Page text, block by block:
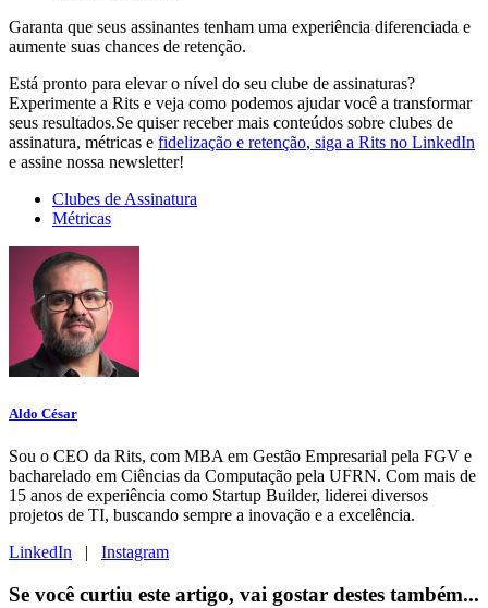
Garanta que seus assinantes tenham uma experiência diferenciada e
aumente suas chances de retenção.
Está pronto para elevar o nível do seu clube de assinaturas?
Experimente a Rits e veja como podemos ajudar você a transformar
seus resultados.Se quiser receber mais conteúdos sobre clubes de
assinatura, métricas e fidelização e retenção, siga a Rits no LinkedIn
e assine nossa newsletter!
Clubes de Assinatura
Métricas
Aldo César
Sou o CEO da Rits, com MBA em Gestão Empresarial pela FGV e
bacharelado em Ciências da Computação pela UFRN. Com mais de
15 anos de experiência como Startup Builder, liderei diversos
projetos de TI, buscando sempre a inovação e a excelência.
LinkedIn | Instagram
Se você curtiu este artigo, vai gostar destes também...